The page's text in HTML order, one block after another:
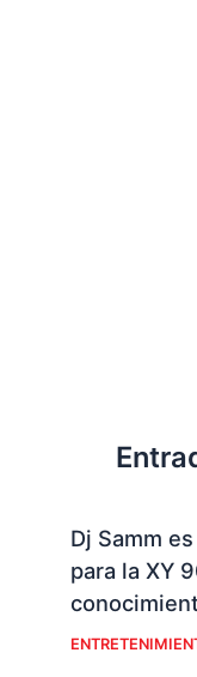
Dj Samm
para la XY